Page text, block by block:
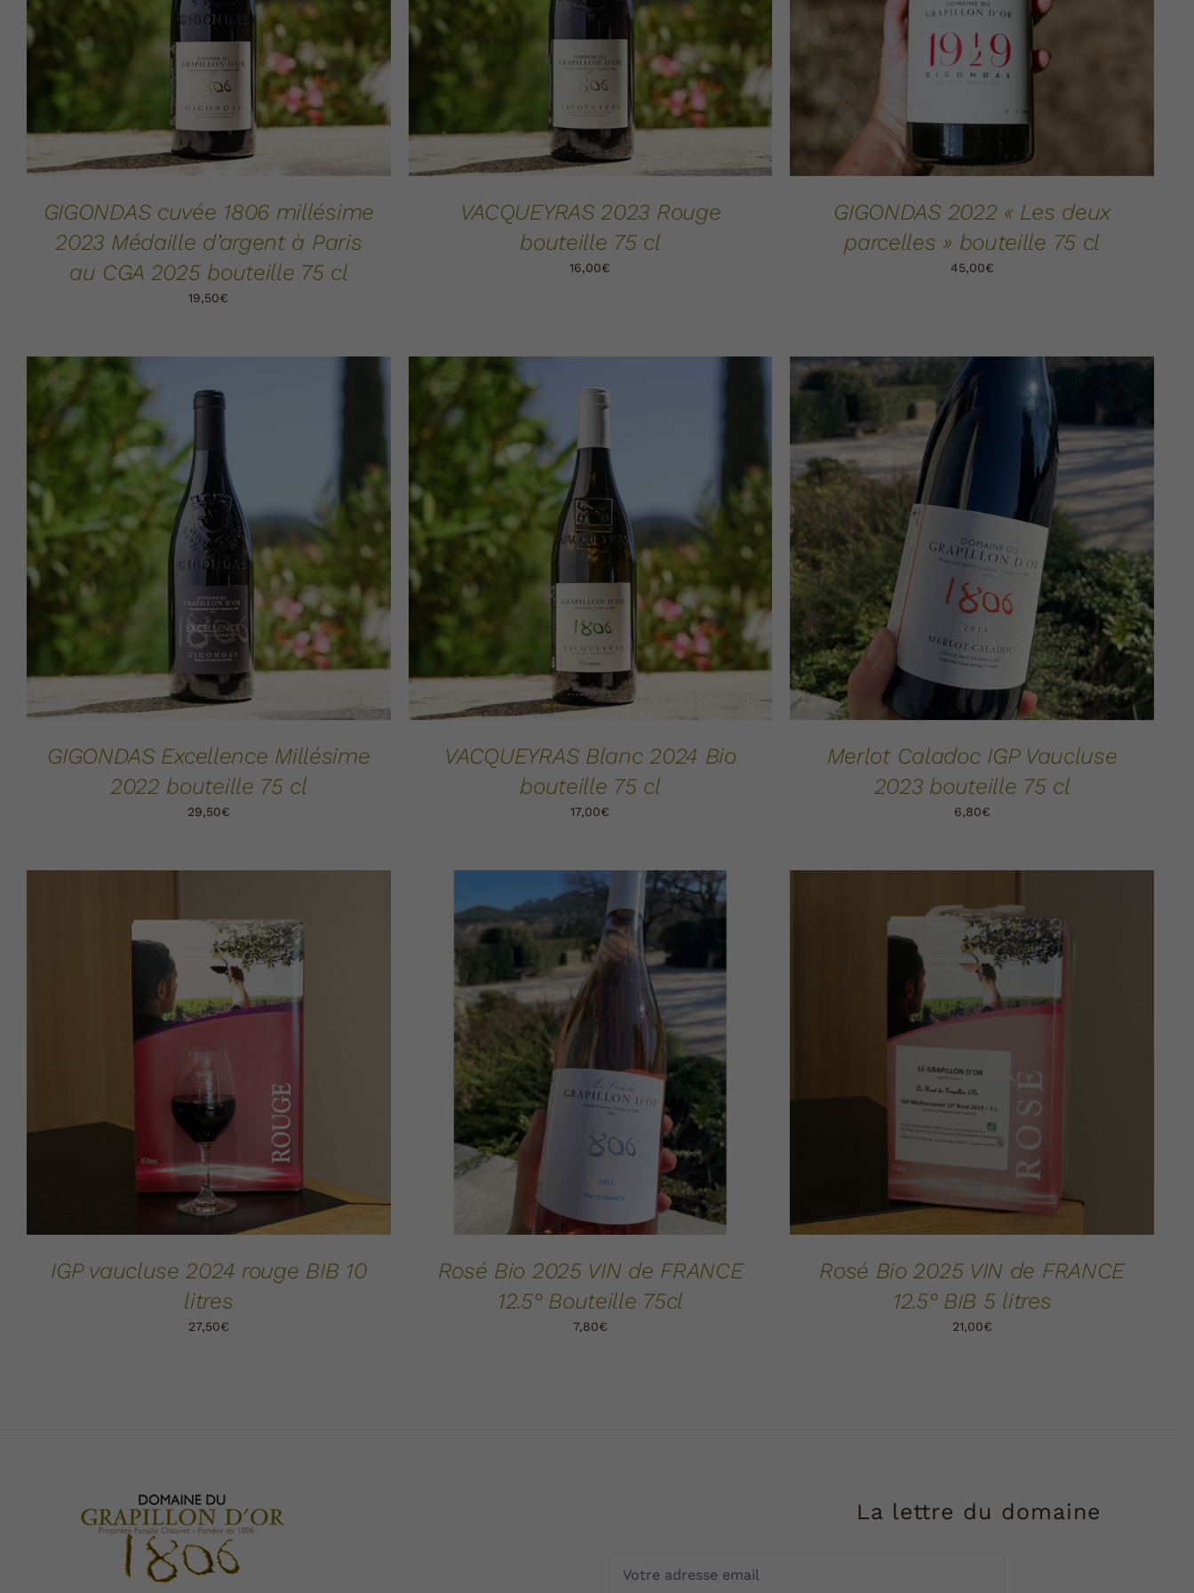
GIGONDAS cuvée 1806 millésime
2023 Médaille d’argent à Paris
au CGA 2025 bouteille 75 cl
19,50€
VACQUEYRAS 2023 Rouge
bouteille 75 cl
16,00€
GIGONDAS 2022 « Les deux
parcelles » bouteille 75 cl
45,00€
AJOUTER AU PANIER / DÉTAILS
GIGONDAS Excellence Millésime
2022 bouteille 75 cl
29,50€
AJOUTER AU PANIER / DÉTAILS
VACQUEYRAS Blanc 2024 Bio
bouteille 75 cl
17,00€
AJOUTER AU PANIER DÉTAILS
Merlot Caladoc IGP Vaucluse
2023 bouteille 75 cl
6,80€
AJOUTER AU PANIER
IGP vaucluse 2024 rouge BIB 10
litres
27,50€
AJOUTER AU PANIER DÉTAILS
Rosé Bio 2025 VIN de FRANCE
12.5° Bouteille 75cl
7,80€
Rosé Bio 2025 VIN de FRANCE
12.5° BIB 5 litres
21,00€
La lettre du domaine